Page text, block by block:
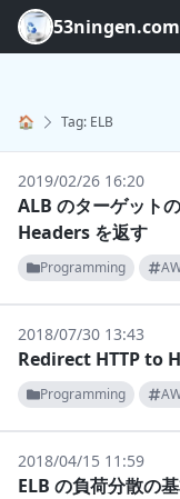
53ningen.com
🏠 Tag: ELB
2019/02/26 16:20
ALB のターゲット
Headers を返す
Programming
2018/07/30 13:43
Redirect HTTP to
Programming
2018/04/15 11:59
ELB の負荷分散の